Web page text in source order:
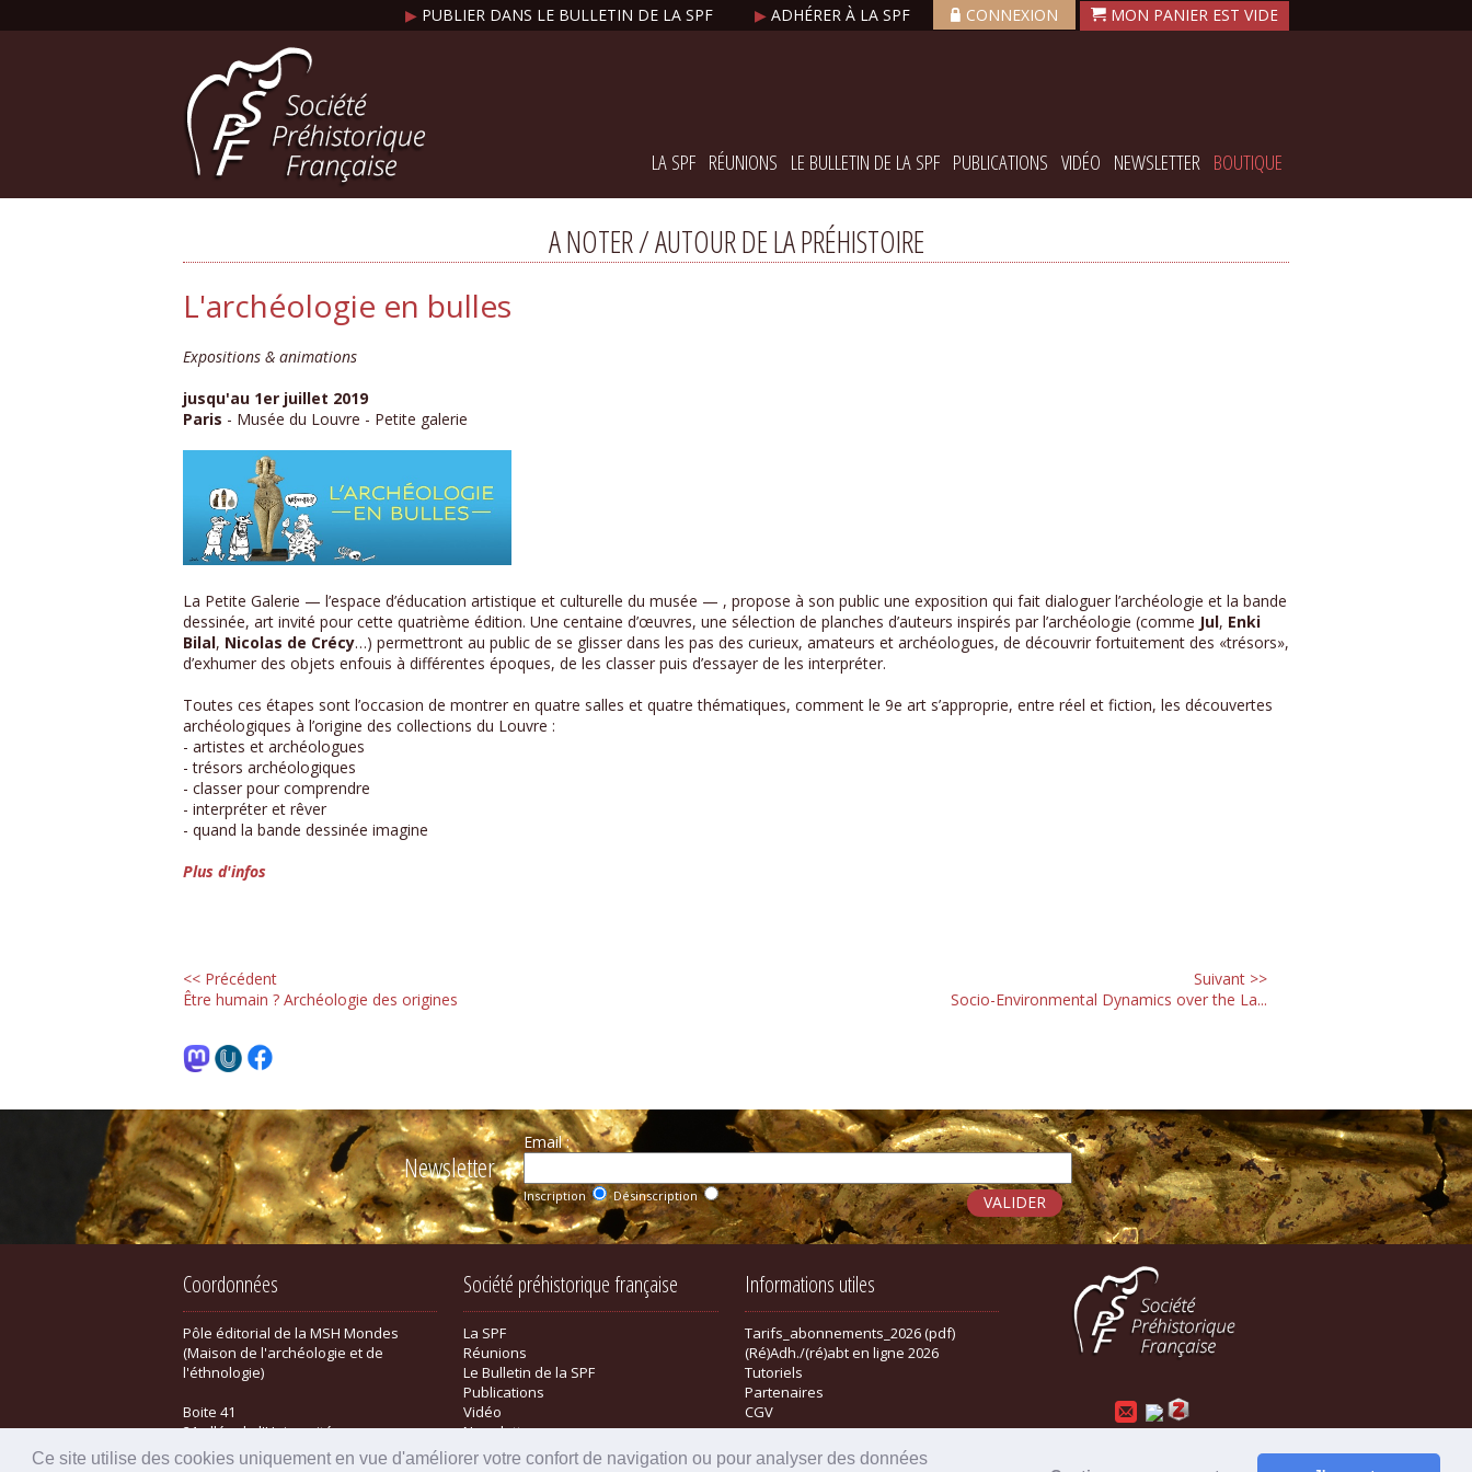
Ce site utilise des cookies uniquement en vue d'améliorer votre confort de navigation ou pour analyser des données
▶ PUBLIER DANS LE BULLETIN DE LA SPF ▶ ADHÉRER À LA SPF CONNEXION
LA SPF RÉUNIONS LE BULLETIN DE LA SPF PUBLICATIONS VIDÉO NEWSLETTER BOUTIQUE
A NOTER / AUTOUR DE LA PRÉHISTOIRE
L'archéologie en bulles
Expositions & animations
jusqu'au 1er juillet 2019
Paris - Musée du Louvre - Petite galerie
La Petite Galerie — l’espace d’éducation artistique et culturelle du musée — , propose à son public une exposition qui fait dialoguer l’archéologie et la bande
dessinée, art invité pour cette quatrième édition. Une centaine d’œuvres, une sélection de planches d’auteurs inspirés par l’archéologie (comme Jul, Enki
Bilal, Nicolas de Crécy…) permettront au public de se glisser dans les pas des curieux, amateurs et archéologues, de découvrir fortuitement des «trésors»,
d’exhumer des objets enfouis à différentes époques, de les classer puis d’essayer de les interpréter.
Toutes ces étapes sont l’occasion de montrer en quatre salles et quatre thématiques, comment le 9e art s’approprie, entre réel et fiction, les découvertes
archéologiques à l’origine des collections du Louvre :
- artistes et archéologues
- trésors archéologiques
- classer pour comprendre
- interpréter et rêver
- quand la bande dessinée imagine
Plus d'infos
<< Précédent
Être humain ? Archéologie des origines
Suivant >>
Socio-Environmental Dynamics over the La...
Newsletter
Email :
Inscription Désinscription
Coordonnées
Pôle éditorial de la MSH Mondes
(Maison de l'archéologie et de
l'éthnologie)
Boite 41
21 allée de l'Université
F-92023 Nanterre cedex - FRANCE
Société préhistorique française
La SPF
Réunions
Le Bulletin de la SPF
Publications
Vidéo
Newsletter
Boutique
Informations utiles
Tarifs_abonnements_2026 (pdf)
(Ré)Adh./(ré)abt en ligne 2026
Tutoriels
Partenaires
CGV